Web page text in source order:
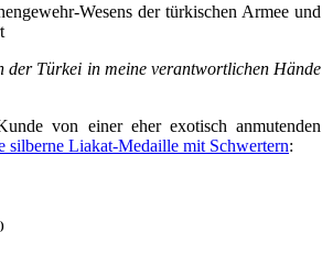
Wesens der türkischen Armee und
der Türkei in meine verantwortlichen Hände
von einer eher exotisch anmutenden
silberne Liakat-Medaille mit Schwertern: